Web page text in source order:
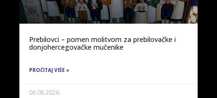
Prebilovci – pomen molitvom za prebilovačke i
donjohercegovačke mučenike
PROČITAJ VIŠE »
06.08.2026.